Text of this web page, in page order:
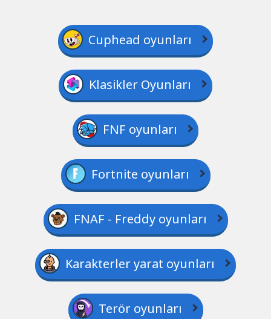
Cuphead oyunları
Klasikler Oyunları
FNF oyunları
Fortnite oyunları
FNAF - Freddy oyunları
Karakterler yarat oyunları
Terör oyunları